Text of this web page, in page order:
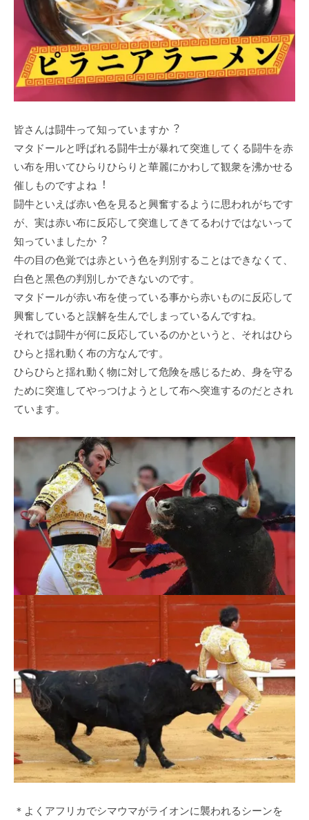
皆さんは闘⽜って知っていますか︖
マタドールと呼ばれる闘⽜⼠が暴れて突進してくる闘⽜を⾚
い布を⽤いてひらりひらりと華麗にかわして観衆を沸かせる
催しものですよね︕
闘⽜といえば⾚い⾊を⾒ると興奮するように思われがちです
が、実は⾚い布に反応して突進してきてるわけではないって
知っていましたか︖
⽜の⽬の⾊覚では⾚という⾊を判別することはできなくて、
⽩⾊と⿊⾊の判別しかできないのです。
マタドールが⾚い布を使っている事から⾚いものに反応して
興奮していると誤解を⽣んでしまっているんですね。
それでは闘⽜が何に反応しているのかというと、それはひら
ひらと揺れ動く布の⽅なんです。
ひらひらと揺れ動く物に対して危険を感じるため、⾝を守る
ために突進してやっつけようとして布へ突進するのだとされ
ています。
＊よくアフリカでシマウマがライオンに襲われるシーンを